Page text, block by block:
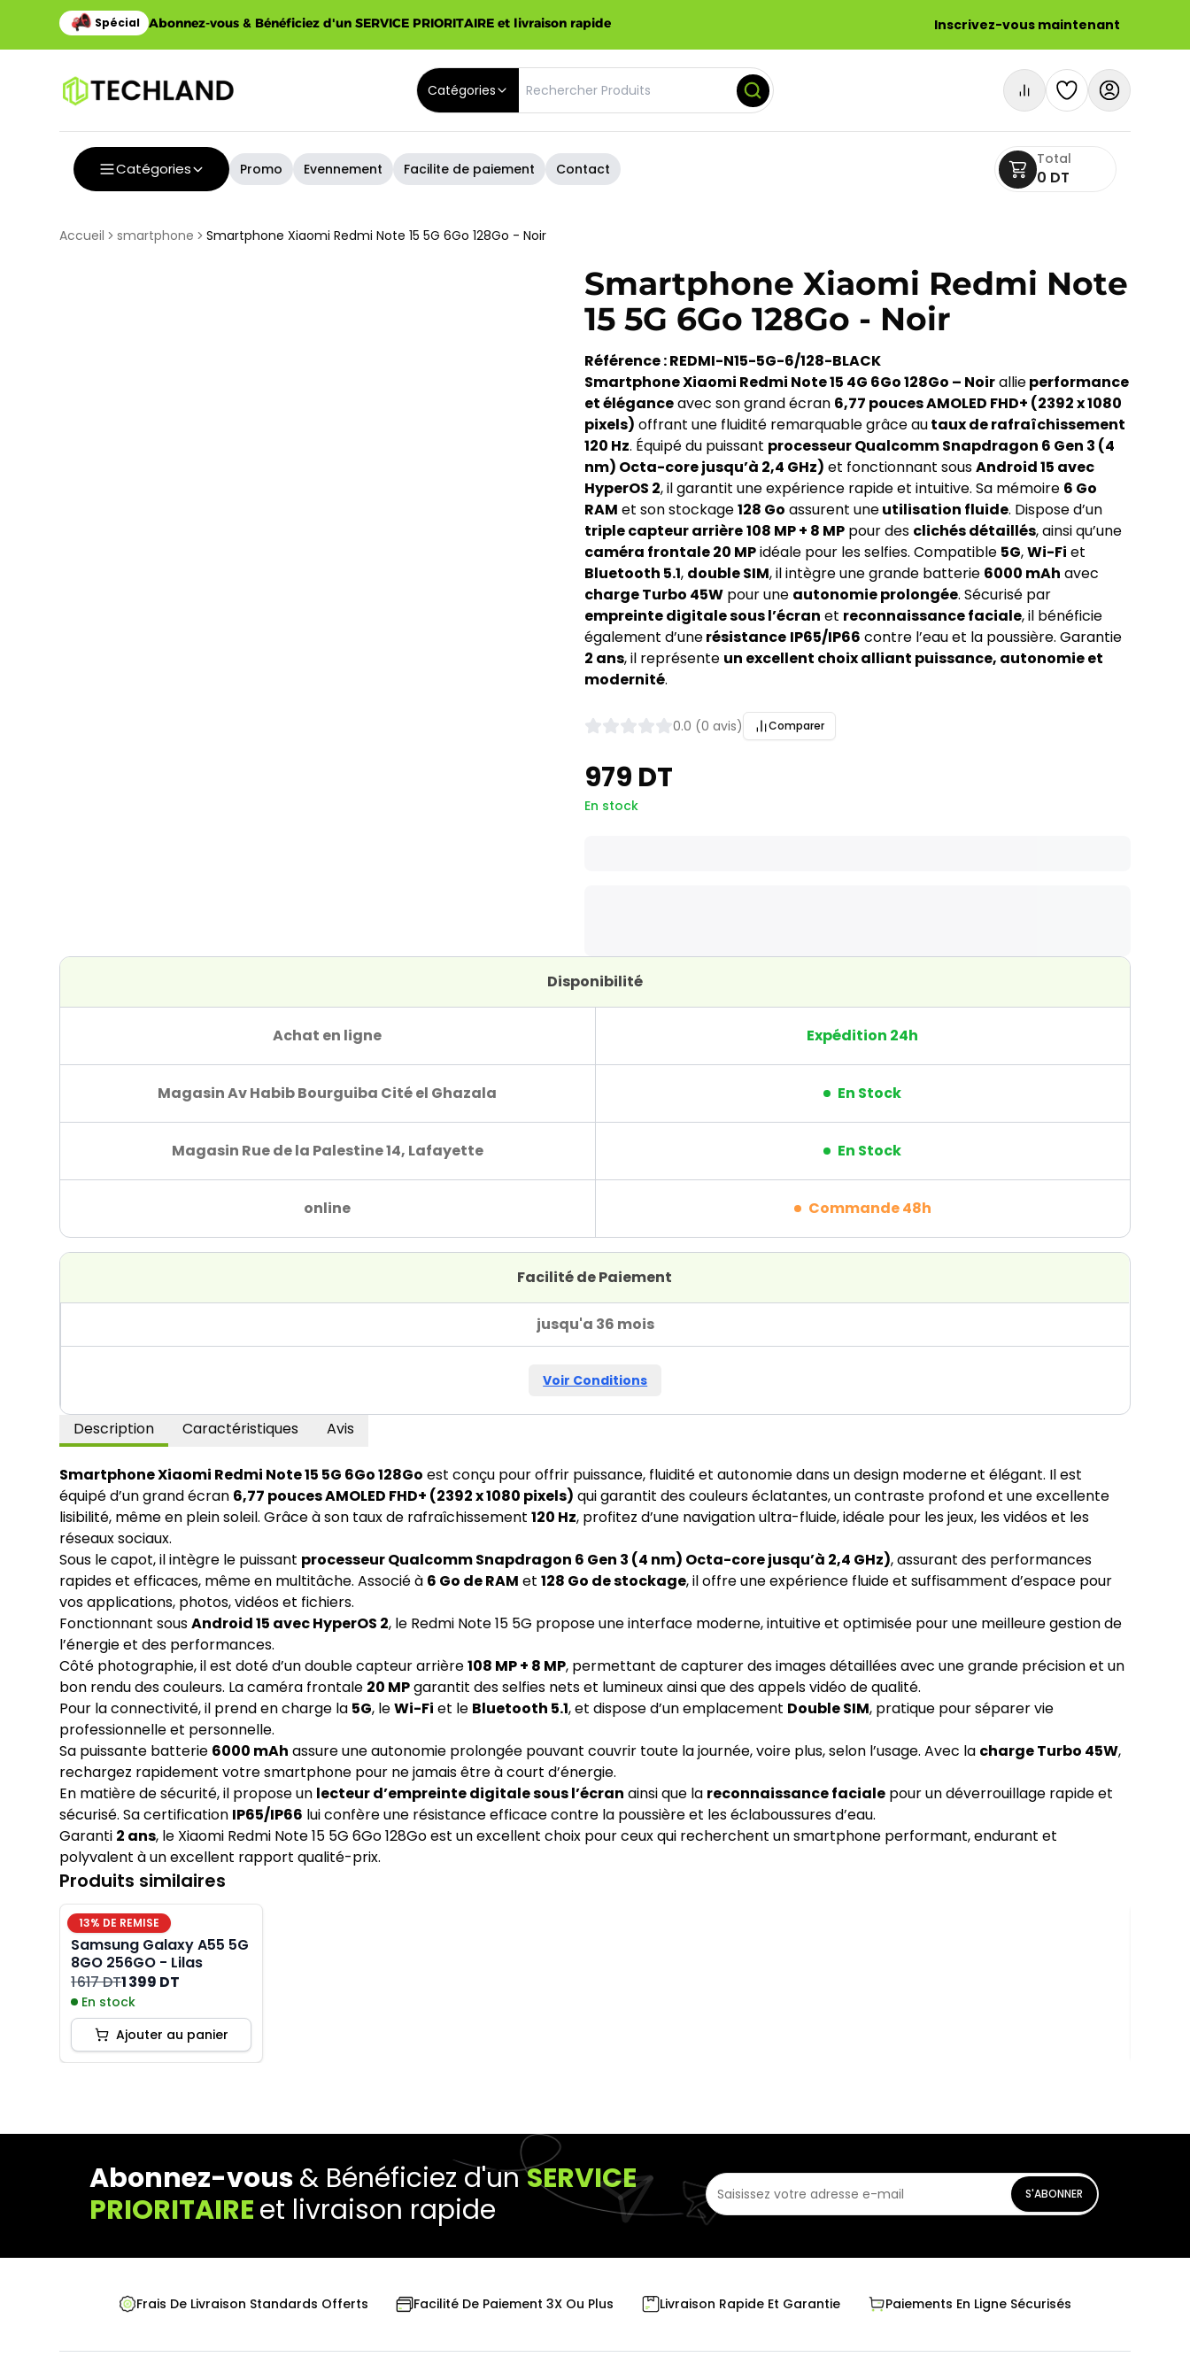
Abonnez-vous & Bénéficiez d'un SERVICE PRIORITAIRE et livraison rapide Inscrivez-vous maintenant
Catégories
Catégories Promo Evennement Facilite de paiement Contact
Total
0 DT
Accueil smartphone Smartphone Xiaomi Redmi Note 15 5G 6Go 128Go - Noir
Smartphone Xiaomi Redmi Note
15 5G 6Go 128Go - Noir
Référence : REDMI-N15-5G-6/128-BLACK
Smartphone Xiaomi Redmi Note 15 4G 6Go 128Go – Noirallieperformance
et éléganceavec son grand écran 6,77 pouces AMOLED FHD+ (2392 x 1080
pixels) offrant une fluidité remarquable grâce autaux de rafraîchissement
120 Hz. Équipé du puissant processeur Qualcomm Snapdragon 6 Gen 3 (4
nm) Octa-core jusqu’à 2,4 GHz) et fonctionnant sousAndroid 15 avec
HyperOS 2, il garantit une expérience rapide et intuitive. Sa mémoire 6 Go
RAM et son stockage128 Go assurent uneutilisation fluide. Dispose d’un
triple capteur arrière108 MP + 8 MPpour des clichés détaillés, ainsi qu’une
caméra frontale 20 MPidéale pour les selfies. Compatible 5G,Wi-Fi et
Bluetooth 5.1, double SIM, il intègre une grande batterie 6000 mAh avec
charge Turbo 45Wpour une autonomie prolongée. Sécurisé par
empreinte digitale sous l’écran et reconnaissance faciale, il bénéficie
également d’unerésistance IP65/IP66 contre l’eau et la poussière. Garantie
2 ans, il représente un excellent choix alliant puissance, autonomie et
modernité.
0.0 (0 avis) Comparer
979 DT
En stock
Disponibilité
Achat en ligne Expédition 24h
Magasin Av Habib Bourguiba Cité el Ghazala En Stock
Magasin Rue de la Palestine 14, Lafayette En Stock
online Commande 48h
Facilité de Paiement
jusqu'a 36 mois
Voir Conditions
Description Caractéristiques Avis
Smartphone Xiaomi Redmi Note 15 5G 6Go 128Go est conçu pour offrir puissance, fluidité et autonomie dans un design moderne et élégant. Il est
équipé d’un grand écran 6,77 pouces AMOLED FHD+ (2392 x 1080 pixels) qui garantit des couleurs éclatantes, un contraste profond et une excellente
lisibilité, même en plein soleil. Grâce à son taux de rafraîchissement120 Hz, profitez d’une navigation ultra-fluide, idéale pour les jeux, les vidéos et les
réseaux sociaux.
Sous le capot, il intègre le puissant processeur Qualcomm Snapdragon 6 Gen 3 (4 nm) Octa-core jusqu’à 2,4 GHz), assurant des performances
rapides et efficaces, même en multitâche. Associé à 6 Go de RAM et128 Go de stockage, il offre une expérience fluide et suffisamment d’espace pour
vos applications, photos, vidéos et fichiers.
Fonctionnant sousAndroid 15 avec HyperOS 2, le Redmi Note 15 5G propose une interface moderne, intuitive et optimisée pour une meilleure gestion de
l’énergie et des performances.
Côté photographie, il est doté d’un double capteur arrière108 MP + 8 MP, permettant de capturer des images détaillées avec une grande précision et un
bon rendu des couleurs. La caméra frontale 20 MPgarantit des selfies nets et lumineux ainsi que des appels vidéo de qualité.
Pour la connectivité, il prend en charge la 5G, leWi-Fi et le Bluetooth 5.1, et dispose d’un emplacement Double SIM, pratique pour séparer vie
professionnelle et personnelle.
Sa puissante batterie 6000 mAh assure une autonomie prolongée pouvant couvrir toute la journée, voire plus, selon l’usage. Avec la charge Turbo 45W,
rechargez rapidement votre smartphone pour ne jamais être à court d’énergie.
En matière de sécurité, il propose un lecteur d’empreinte digitale sous l’écran ainsi que la reconnaissance faciale pour un déverrouillage rapide et
sécurisé. Sa certification IP65/IP66 lui confère une résistance efficace contre la poussière et les éclaboussures d’eau.
Garanti 2 ans, le Xiaomi Redmi Note 15 5G 6Go 128Go est un excellent choix pour ceux qui recherchent un smartphone performant, endurant et
polyvalent à un excellent rapport qualité-prix.
Produits similaires
13% DE REMISE
Samsung Galaxy A55 5G
8GO 256GO - Lilas
1 617 DT1 399 DT
En stock
Ajouter au panier
Abonnez-vous& Bénéficiez d'unSERVICE
PRIORITAIREet livraison rapide S'ABONNER
Frais De Livraison Standards Offerts Facilité De Paiement 3X Ou Plus Livraison Rapide Et Garantie Paiements En Ligne Sécurisés